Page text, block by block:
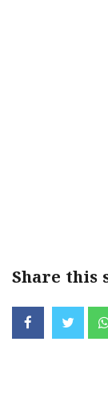
Share this